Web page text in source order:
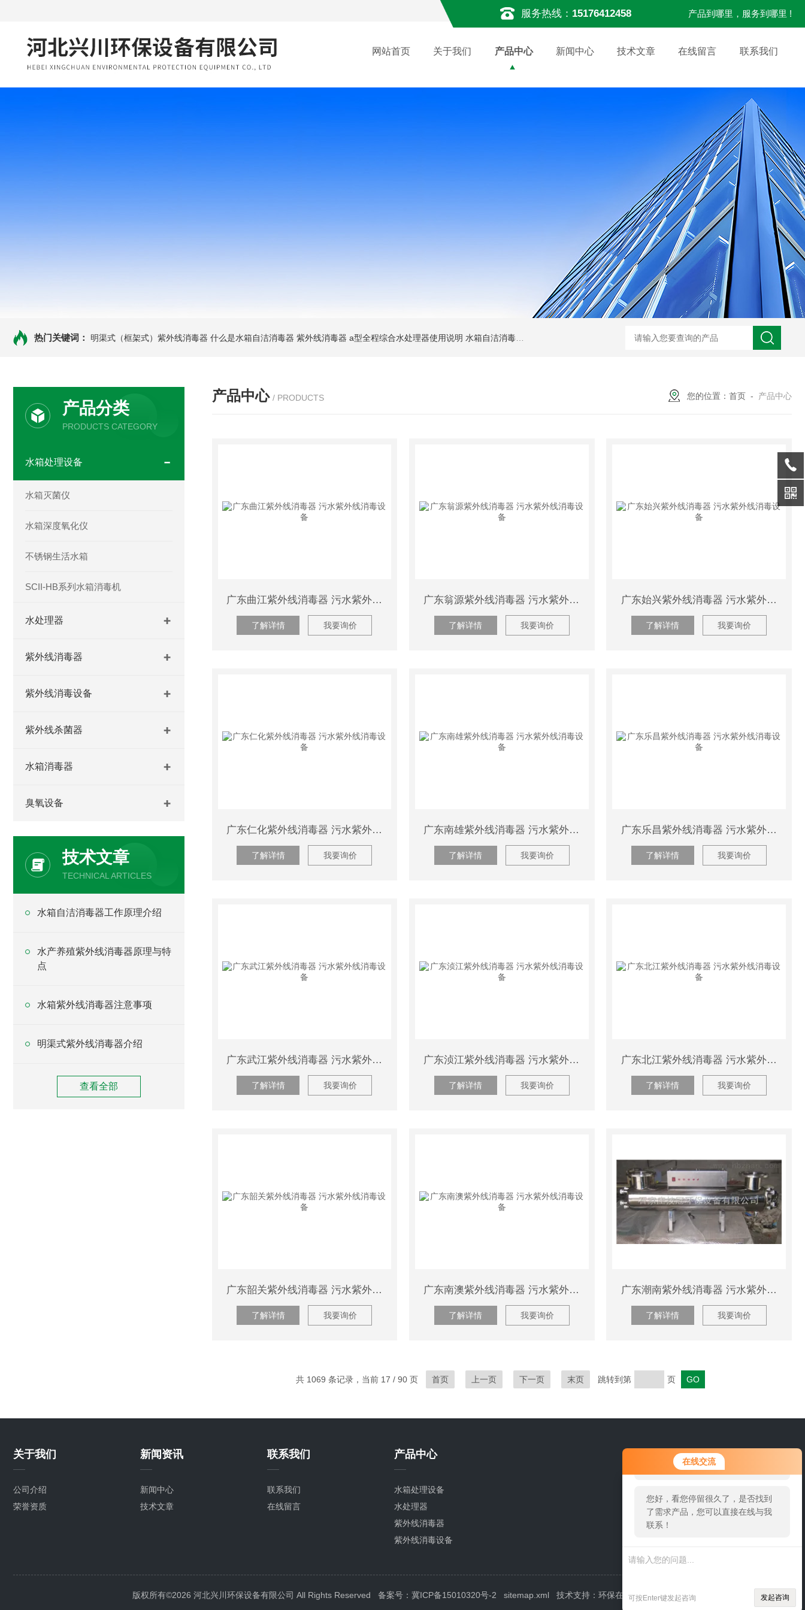
在线交流
您好！欢迎前来咨询，很高兴为您
服务，请问您要咨询什么问题呢？
您好，看您停留很久了，是否找到
了需求产品，您可以直接在线与我
联系！
可按Enter键发起咨询 发起咨询
服务热线： 15176412458 产品到哪里，服务到哪里 !
网站首页 关于我们 产品中心 新闻中心 技术文章 在线留言 联系我们
热门关键词： 明渠式（框架式）紫外线消毒器 什么是水箱自洁消毒器 紫外线消毒器 a型全程综合水处理器使用说明 水箱自洁消毒器 a型全程综合水处理器应用范围 水箱自洁消毒器 a型全程综合水处理器安装
产品分类
PRODUCTS CATEGORY
水箱处理设备
水箱灭菌仪
水箱深度氧化仪
不锈钢生活水箱
SCII-HB系列水箱消毒机
水处理器
紫外线消毒器
紫外线消毒设备
紫外线杀菌器
水箱消毒器
臭氧设备
技术文章
TECHNICAL ARTICLES
水箱自洁消毒器工作原理介绍
水产养殖紫外线消毒器原理与特
点
水箱紫外线消毒器注意事项
明渠式紫外线消毒器介绍
查看全部
产品中心 / PRODUCTS 您的位置： 首页 - 产品中心
广东曲江紫外线消毒器 污水紫外线消毒设备
了解详情 我要询价
广东翁源紫外线消毒器 污水紫外线消毒设备
了解详情 我要询价
广东始兴紫外线消毒器 污水紫外线消毒设备
了解详情 我要询价
广东仁化紫外线消毒器 污水紫外线消毒设备
了解详情 我要询价
广东南雄紫外线消毒器 污水紫外线消毒设备
了解详情 我要询价
广东乐昌紫外线消毒器 污水紫外线消毒设备
了解详情 我要询价
广东武江紫外线消毒器 污水紫外线消毒设备
了解详情 我要询价
广东浈江紫外线消毒器 污水紫外线消毒设备
了解详情 我要询价
广东北江紫外线消毒器 污水紫外线消毒设备
了解详情 我要询价
广东韶关紫外线消毒器 污水紫外线消毒设备
了解详情 我要询价
广东南澳紫外线消毒器 污水紫外线消毒设备
了解详情 我要询价
广东潮南紫外线消毒器 污水紫外线消毒设备
了解详情 我要询价
共 1069 条记录，当前 17 / 90 页 首页 上一页 下一页 末页 跳转到第 页
关于我们
公司介绍
荣誉资质
新闻资讯
新闻中心
技术文章
联系我们
联系我们
在线留言
产品中心
水箱处理设备
水处理器
紫外线消毒器
紫外线消毒设备
水箱消毒器
臭氧设备
0311-84889246
版权所有©2026 河北兴川环保设备有限公司 All Rights Reserved 备案号：冀ICP备15010320号-2 sitemap.xml 技术支持： 环保在线 管理登陆